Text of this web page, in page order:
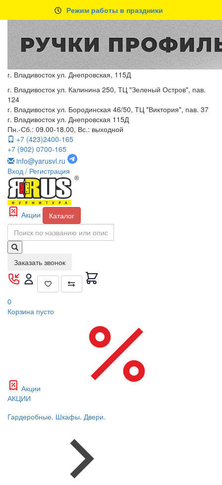
Режим работы в праздники
г. Владивосток ул. Днепровская, 115Д
г. Владивосток ул. Калинина 250, ТЦ "Зеленый Остров", пав.
124
г. Владивосток ул. Бородинская 46/50, ТЦ "Виктория", пав. 37
г. Владивосток ул. Днепровская 115Д
Пн.-Сб.: 09.00-18.00, Вс.: выходной
+7 (423)2400-165
+7 (902) 0700-165
info@yarusvl.ru
Вход / Регистрация
Акции Каталог
Заказать звонок
0
Корзина пусто
Акции
АКЦИИ
Гардеробные. Шкафы. Двери.